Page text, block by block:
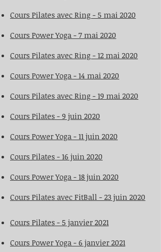
Cours Pilates avec Ring - 5 mai 2020
Cours Power Yoga - 7 mai 2020
Cours Pilates avec Ring - 12 mai 2020
Cours Power Yoga - 14 mai 2020
Cours Pilates avec Ring - 19 mai 2020
Cours Pilates - 9 juin 2020
Cours Power Yoga - 11 juin 2020
Cours Pilates - 16 juin 2020
Cours Power Yoga - 18 juin 2020
Cours Pilates avec FitBall - 23 juin 2020
Cours Pilates - 5 janvier 2021
Cours Power Yoga - 6 janvier 2021